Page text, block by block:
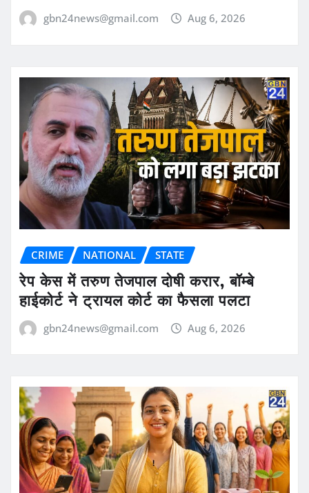
gbn24news@gmail.com Aug 6, 2026
CRIME NATIONAL STATE
रेप केस में तरुण तेजपाल दोषी करार, बॉम्बे
हाईकोर्ट ने ट्रायल कोर्ट का फैसला पलटा
gbn24news@gmail.com Aug 6, 2026